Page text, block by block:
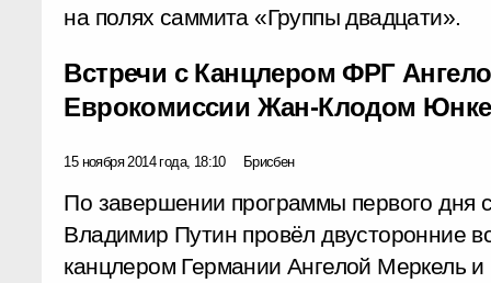
на полях саммита «Группы двадцати».
Встречи с Канцлером ФРГ
Еврокомиссии Жан-Клодом
15 ноября 2014 года, 18:10 Брисбен
По завершении программы первого дня
Владимир Путин провёл двусторонние
канцлером Германии Ангелой Меркель